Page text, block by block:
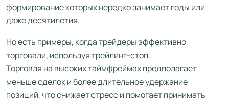
формирование которых нередко занимает годы или
даже десятилетия.
Но есть примеры, когда трейдеры эффективно
торговали, используя трейлинг-стоп.
Торговля на высоких таймфреймах предполагает
меньше сделок и более длительное удержание
позиций, что снижает стресс и помогает принимать